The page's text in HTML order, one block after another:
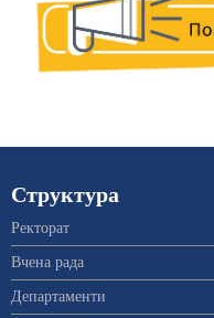
Структура
Ректорат
Вчена рада
Департаменти